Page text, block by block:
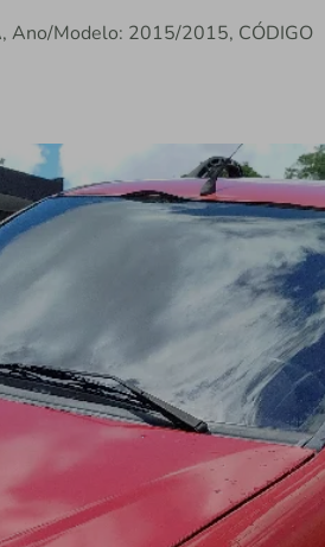
Ano/Modelo: 2015/2015, CÓDIGO